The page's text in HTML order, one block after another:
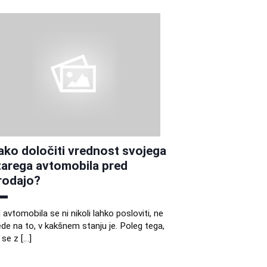
določiti vrednost svojega
avtomobila pred
avtomobila se ni nikoli lahko posloviti, ne
na to, v kakšnem stanju je. Poleg tega,
se z […]